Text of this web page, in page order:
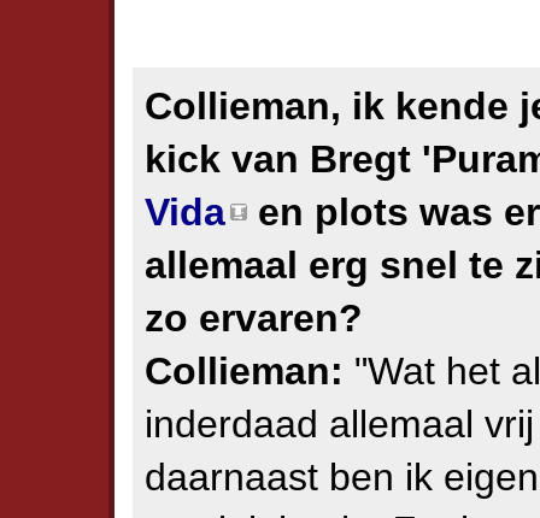
Collieman, ik kende
kick van Bregt
Vida
en plots was
allemaal erg snel te
zo ervaren?
Collieman: "Wat het
inderdaad allemaal
daarnaast ben ik